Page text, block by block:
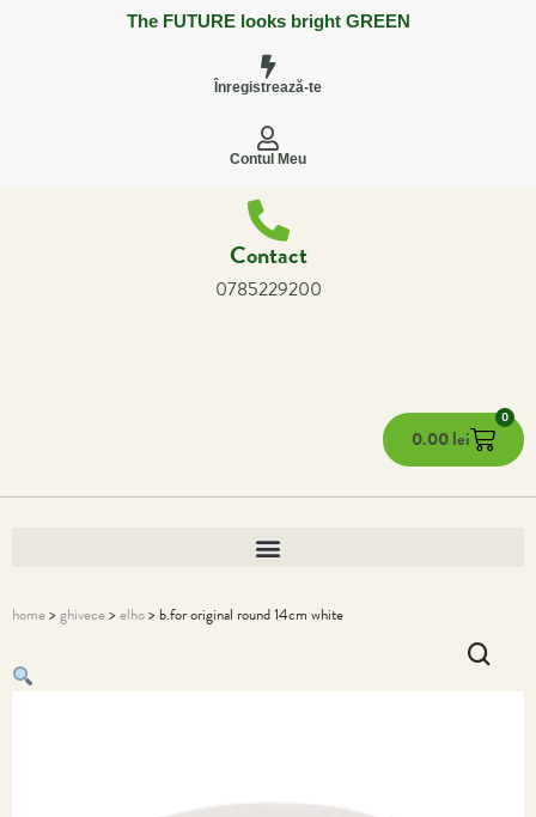
The FUTURE looks bright GREEN
Înregistrează-te
Contul Meu
Contact
0785229200
0.00lei
0
home>ghivece>elho> b.for original round 14cm white